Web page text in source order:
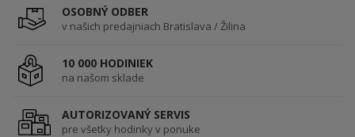
OSOBNÝ ODBER
v našich predajniach Bratislava / Žilina
10 000 HODINIEK
na našom sklade
AUTORIZOVANÝ SERVIS
pre všetky hodinky v ponuke